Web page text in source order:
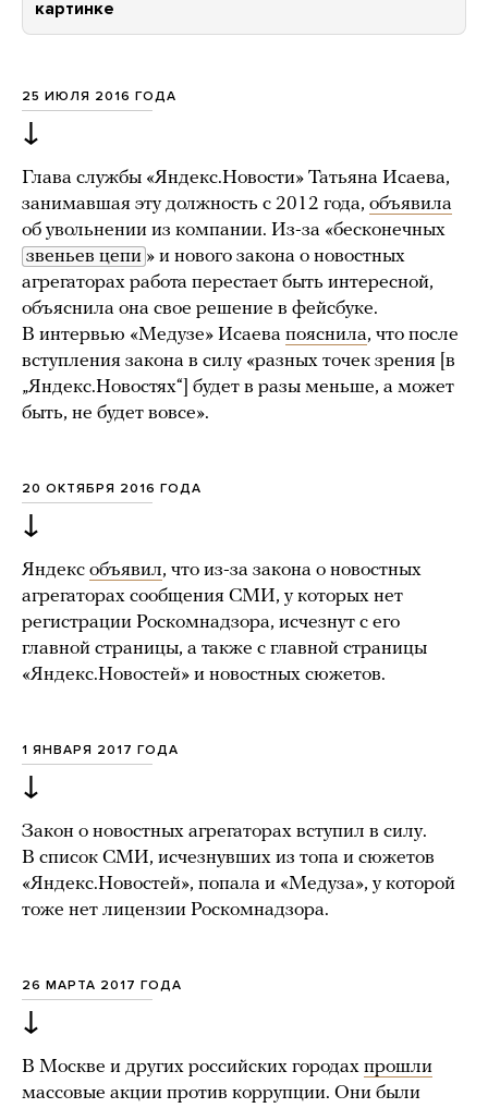
картинке
25 ИЮЛЯ 2016 ГОДА
↓
Глава службы «Яндекс.Новости» Татьяна Исаева,
занимавшая эту должность с 2012 года, объявила
об увольнении из компании. Из-за «бесконечных
звеньев цепи » и нового закона о новостных
агрегаторах работа перестает быть интересной,
объяснила она свое решение в фейсбуке.
В интервью «Медузе» Исаева пояснила, что после
вступления закона в силу «разных точек зрения [в
„Яндекс.Новостях“] будет в разы меньше, а может
быть, не будет вовсе».
20 ОКТЯБРЯ 2016 ГОДА
↓
Яндекс объявил, что из-за закона о новостных
агрегаторах сообщения СМИ, у которых нет
регистрации Роскомнадзора, исчезнут с его
главной страницы, а также с главной страницы
«Яндекс.Новостей» и новостных сюжетов.
1 ЯНВАРЯ 2017 ГОДА
↓
Закон о новостных агрегаторах вступил в силу.
В список СМИ, исчезнувших из топа и сюжетов
«Яндекс.Новостей», попала и «Медуза», у которой
тоже нет лицензии Роскомнадзора.
26 МАРТА 2017 ГОДА
↓
В Москве и других российских городах прошли
массовые акции против коррупции. Они были